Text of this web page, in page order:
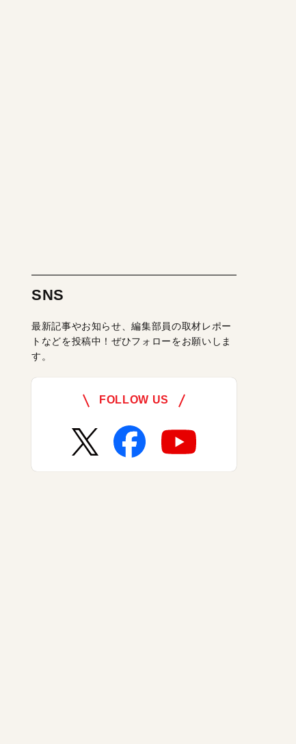
SNS
最新記事やお知らせ、編集部員の取材レポー
トなどを投稿中！ぜひフォローをお願いしま
す。
FOLLOW US